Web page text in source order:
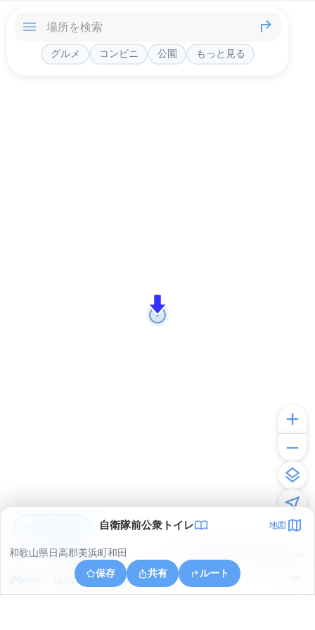
グルメ コンビニ 公園 もっと見る
自衛隊前公衆トイレ 地図
和歌山県日高郡美浜町和田
保存
共有 ルート
住所の取得に失敗しました